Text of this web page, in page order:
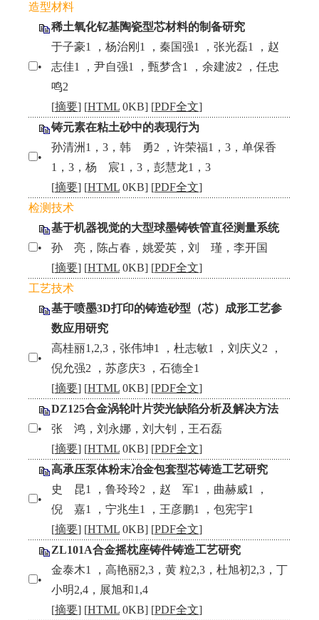
造型材料
稀土氧化钇基陶瓷型芯材料的制备研究
•
于子豪1 ，杨治刚1 ，秦国强1 ，张光磊1 ，赵
志佳1 ，尹自强1 ，甄梦含1 ，余建波2 ，任忠
鸣2
[摘要] [HTML 0KB] [PDF全文]
铸元素在粘土砂中的表现行为
•
孙清洲1，3，韩 勇2 ，许荣福1，3，单保香
1，3，杨 宸1，3，彭慧龙1，3
[摘要] [HTML 0KB] [PDF全文]
检测技术
基于机器视觉的大型球墨铸铁管直径测量系统
•
孙 亮，陈占春，姚爱英，刘 瑾，李开国
[摘要] [HTML 0KB] [PDF全文]
工艺技术
基于喷墨3D打印的铸造砂型（芯）成形工艺参
数应用研究
•
高桂丽1,2,3，张伟坤1 ，杜志敏1 ，刘庆义2 ，
倪允强2 ，苏彦庆3 ，石德全1
[摘要] [HTML 0KB] [PDF全文]
DZ125合金涡轮叶片荧光缺陷分析及解决方法
•
张 鸿，刘永娜，刘大钊，王石磊
[摘要] [HTML 0KB] [PDF全文]
高承压泵体粉末冶金包套型芯铸造工艺研究
•
史 昆1 ，鲁玲玲2 ，赵 军1 ，曲赫威1 ，
倪 嘉1 ，宁兆生1 ，王彦鹏1 ，包宪宇1
[摘要] [HTML 0KB] [PDF全文]
ZL101A合金摇枕座铸件铸造工艺研究
•
金泰木1 ，高艳丽2,3，黄 粒2,3，杜旭初2,3，丁
小明2,4，展旭和1,4
[摘要] [HTML 0KB] [PDF全文]